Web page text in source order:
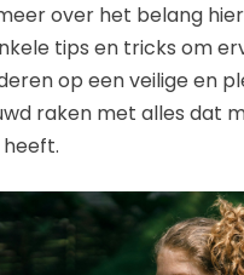
over het belang
tips en tricks om
op een veilige en
raken met alles dat